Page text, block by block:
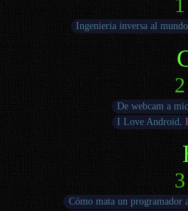
Ingenieria inversa al
De webcam a
I Love Android
.
Cómo mata un programador